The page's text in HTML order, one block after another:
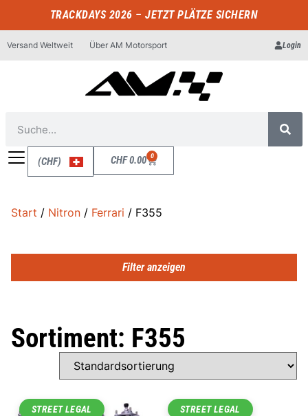
TRACKDAYS 2026 – JETZT PLÄTZE SICHERN
Versand Weltweit Über AM Motorsport Login
(CHF) CHF0.00 0
Start / Nitron / Ferrari / F355
Filter anzeigen
Sortiment: F355
STREET LEGAL STREET LEGAL